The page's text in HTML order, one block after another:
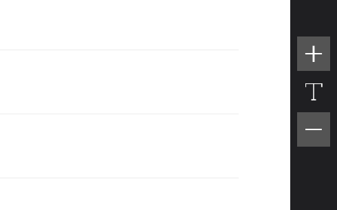
텍스트
크기크
게
텍스트
크기작